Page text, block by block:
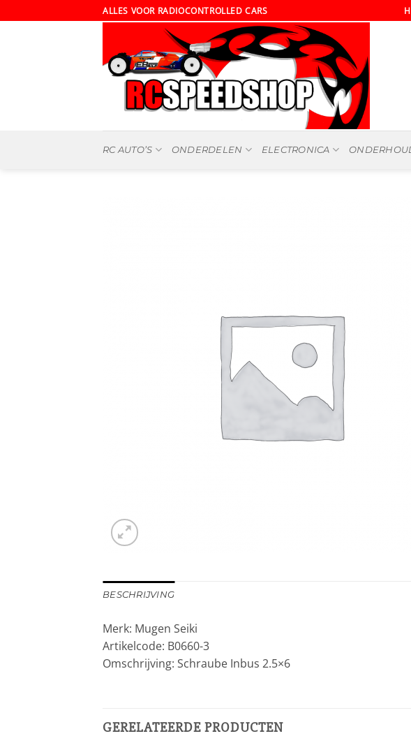
naar
ALLES VOOR RADIOCONTROLLED CARS
RC AUTO’S ONDERDELEN ELECTRONICA
BESCHRIJVING
Merk: Mugen Seiki
Artikelcode: B0660-3
Omschrijving: Schraube Inbus 2.5×6
GERELATEERDE PRODUCTEN